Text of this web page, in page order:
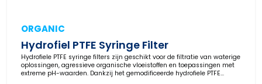
ORGANIC
Hydrofiel PTFE Syringe Filter
Hydrofiele PTFE syringe filters zijn geschikt voor de filtratie van waterige
oplossingen, agressieve organische vloeistoffen en toepassingen met
extreme pH-waarden. Dankzij het gemodificeerde hydrofiele PTFE